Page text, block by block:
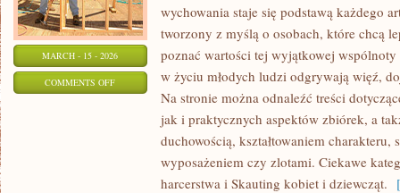
MARCH - 15 - 2026
COMMENTS OFFON
HARCERSKA
WOLONTARIAT
wychowania staje się podstawą każdego
tworzony z myślą o osobach, które chcą
poznać wartości tej wyjątkowej
w życiu młodych ludzi odgrywają więź,
Na stronie można odnaleźć treści
jak i praktycznych aspektów zbiórek, a
duchowością, kształtowaniem
wyposażeniem czy zlotami. Ciekawe
harcerstwa i Skauting kobiet i dziewcząt.